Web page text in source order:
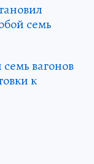
семь
вагонов
к